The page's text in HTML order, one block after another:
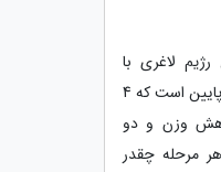
رژیم لاغری با
پروتئین بالا و کربوهیدرات پایین است که 4
وزن و دو
مرحله چقدر